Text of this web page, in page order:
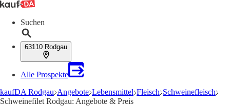
Suchen
63110 Rodgau
Alle Prospekte
kaufDA Rodgau Angebote Lebensmittel Fleisch Schweinefleisch
Schweinefilet Rodgau: Angebote & Preis